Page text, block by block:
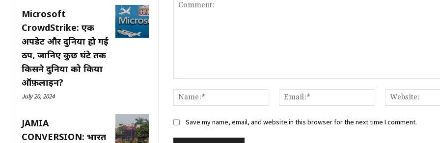
Microsoft
CrowdStrike: एक
अपडेट और दुनिया हो गई
ठप, जानिए कुछ घंटे तक
किसने दुनिया को किया
ऑफ़लाइन?
July 20, 2024
JAMIA
CONVERSION: भारत
Name:*
Email:*
Save my name, email, and website in this browser for the next time I comment.